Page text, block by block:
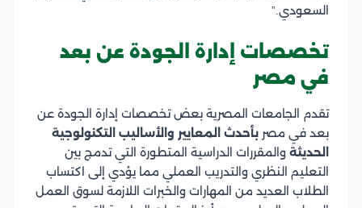
السعودي.”
تخصصات إدارة الجودة عن بعد
في مصر
تقدم الجامعات المصرية بعض تخصصات إدارة الجودة عن
بعد في مصر بأحدث المعايير والأساليب التكنولوجية
الحديثة والمقررات الدراسية المتطورة التي تدمج بين
التعليم النظري والتدريب العملي مما يؤدي إلى اكتساب
الطلاب العديد من المهارات والخبرات اللازمة لسوق العمل